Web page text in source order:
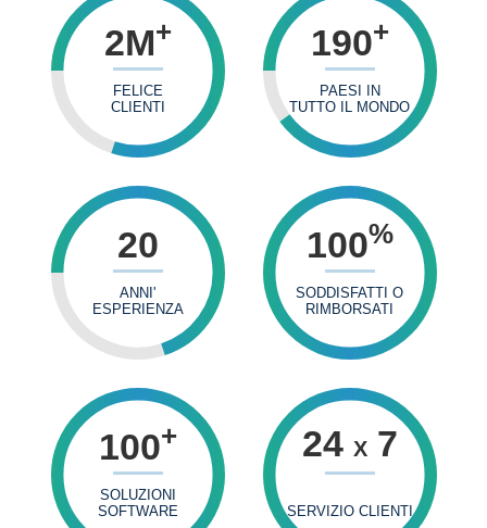
2M+
FELICE
CLIENTI
190+
PAESI IN
TUTTO IL MONDO
20
ANNI'
ESPERIENZA
100%
SODDISFATTI O
RIMBORSATI
100+
SOLUZIONI
SOFTWARE
24 X7
SERVIZIO CLIENTI